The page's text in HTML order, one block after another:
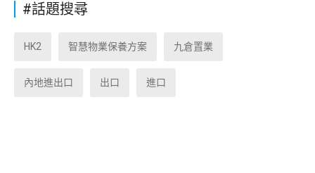
#話題搜尋
HK2 智慧物業保養方案 九倉置業
內地進出口 出口 進口